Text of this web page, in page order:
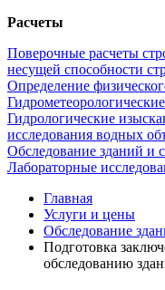
Расчеты
Поверочные расчеты
несущей способности
Определение
Гидрологические
исследования водных
Обследование зданий и
Лабораторные
Главная
Услуги и цены
Обследование
Подготовка
обследованию